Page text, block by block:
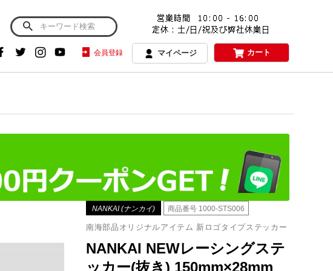
会員登録 マイページ カート
NANKAI (ナンカイ) 商品番号 1000-STS006
南海部品オリジナルアイテム 新ロゴタイプステッカー
NANKAI NEWレーシングステ
ッカー(抜き) 150mm×28mm